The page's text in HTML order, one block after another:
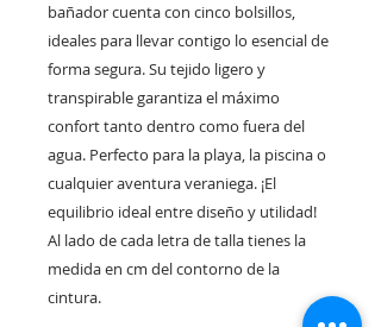
bañador cuenta con cinco bolsillos,
ideales para llevar contigo lo esencial de
forma segura. Su tejido ligero y
transpirable garantiza el máximo
confort tanto dentro como fuera del
agua. Perfecto para la playa, la piscina o
cualquier aventura veraniega. ¡El
equilibrio ideal entre diseño y utilidad!
Al lado de cada letra de talla tienes la
medida en cm del contorno de la
cintura.